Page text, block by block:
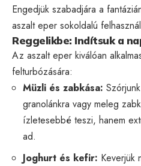
Engedjük szabadjára a
aszalt eper sokoldalú
Reggelikbe: Indítsuk a
Az aszalt eper kiválóan
felturbózására:
Müzli és zabkása:
granolánkra vagy meleg
ízletesebbé teszi, hanem
ad.
Joghurt és kefir: Keverjük